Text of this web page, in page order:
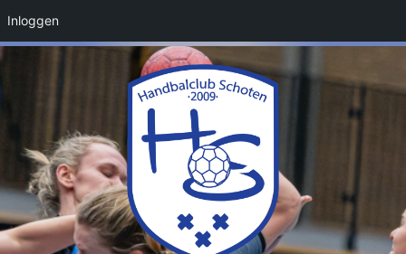
Inloggen